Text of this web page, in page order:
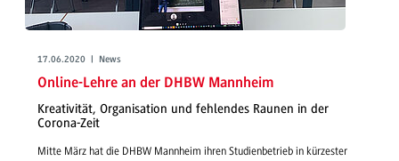
17.06.2020 | News
Online-Lehre an der DHBW Mannheim
Kreativität, Organisation und fehlendes Raunen in der
Corona-Zeit
Mitte März hat die DHBW Mannheim ihren Studienbetrieb in kürzester